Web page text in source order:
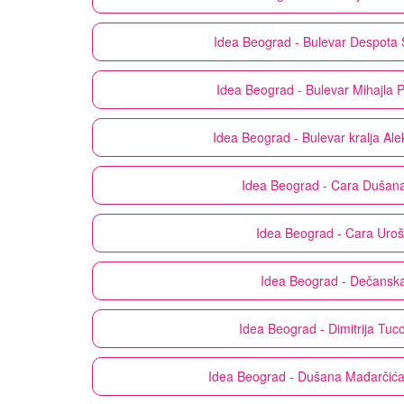
Idea Beograd - Bulevar Despota
Idea Beograd - Bulevar Mihajla
Idea Beograd - Bulevar kralja
Idea Beograd - Cara
Idea Beograd - Cara
Idea Beograd -
Idea Beograd - Dimitrija
Idea Beograd - Dušana